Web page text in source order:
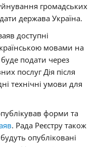
громадських
держава Україна.
доступні
мовами на
подати через
послуг Дія після
технічні умови для
форми та
. Рада Реєстру також
опубліковані